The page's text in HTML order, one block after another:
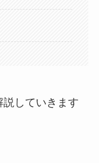
していきます